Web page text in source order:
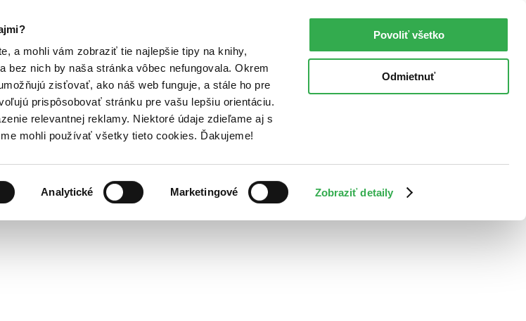
a mohli vám zobraziť tie najlepšie tipy na knihy,
bez nich by naša stránka vôbec nefungovala. Okrem
zisťovať, ako náš web funguje, a stále ho pre
prispôsobovať stránku pre vašu lepšiu orientáciu.
relevantnej reklamy. Niektoré údaje zdieľame aj s
mohli používať všetky tieto cookies. Ďakujeme!
Analytické Marketingové Zobraziť detaily
Povoliť všetko
Odmietnuť